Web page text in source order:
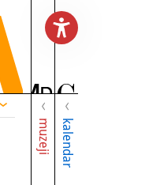
muzeji kalendar